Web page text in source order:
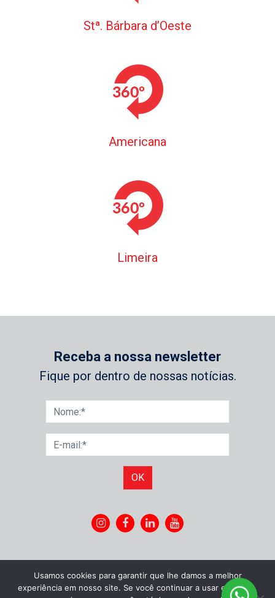
Stª. Bárbara d’Oeste
Americana
Limeira
Receba a nossa newsletter
Fique por dentro de nossas notícias.
OK
Usamos cookies para garantir que lhe damos a melhor
experiência em nosso site. Se você continuar a usar este site,